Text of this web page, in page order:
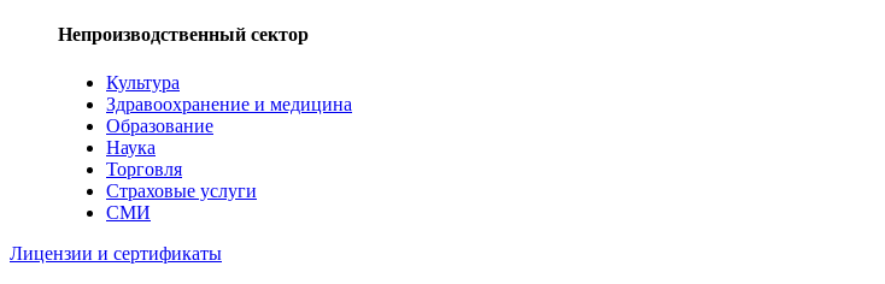
Непроизводственный сектор
Культура
Здравоохранение и медицина
Образование
Наука
Торговля
Страховые услуги
СМИ
Лицензии и сертификаты